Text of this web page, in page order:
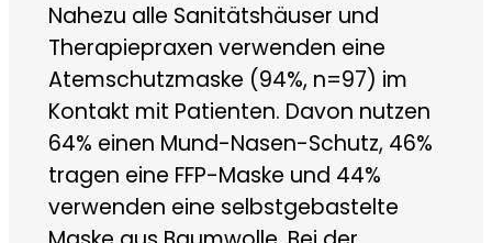
Nahezu alle Sanitätshäuser und
Therapiepraxen verwenden eine
Atemschutzmaske (94%, n=97) im
Kontakt mit Patienten. Davon nutzen
64% einen Mund-Nasen-Schutz, 46%
tragen eine FFP-Maske und 44%
verwenden eine selbstgebastelte